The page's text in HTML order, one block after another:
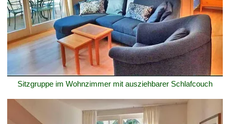
Sitzgruppe im Wohnzimmer mit ausziehbarer Schlafcouch